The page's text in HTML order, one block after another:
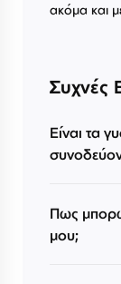
ακόμα και
Συχνές
Είναι τα
Πως
μου;